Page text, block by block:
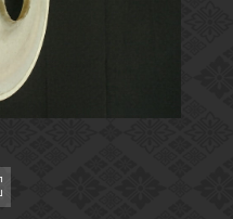
博物館、美術館の皆さまへ
文化庁よりご挨拶
今月のみどころ
このサイトについて